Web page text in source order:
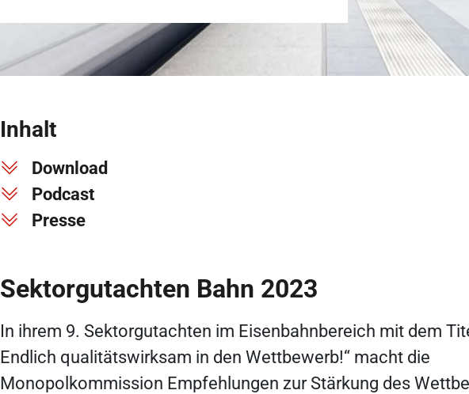
Inhalt
Download
Podcast
Presse
Sektorgutachten Bahn 2023
In ihrem 9. Sektorgutachten im Eisenbahnbereich mit dem
Endlich qualitätswirksam in den Wettbewerb!“ macht die
Monopolkommission Empfehlungen zur Stärkung des